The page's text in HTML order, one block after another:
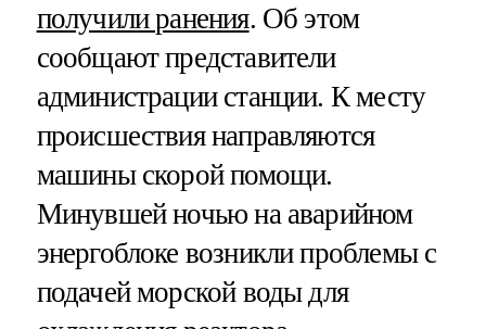
получили ранения. Об этом
сообщают представители
администрации станции. К месту
происшествия направляются
машины скорой помощи.
Минувшей ночью на аварийном
энергоблоке возникли проблемы с
подачей морской воды для